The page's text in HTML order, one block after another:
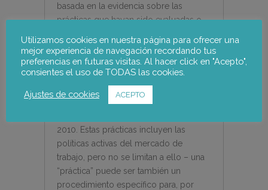
basada en la evidencia sobre las
prácticas que hayan sido evaluadas o
sistemática por parte de cualquier tipo
de servicio de empleo (públicos,
privados, locales, municipales, sociales
y ONG) en los 27 Estados miembros de
la UE y los países de la AELC / EEE, en
2010. Estas prácticas incluyen las
políticas activas del mercado de
trabajo, pero no se limitan a ello – una
“práctica” puede ser también un
procedimiento específico para, por
Utilizamos cookies en nuestra página para ofrecer una
mejor experiencia de navegación recordando tus
preferencias en futuras visitas. Al hacer click en "Acepto",
consientes el uso de TODAS las cookies.
Ajustes de cookies ACEPTO